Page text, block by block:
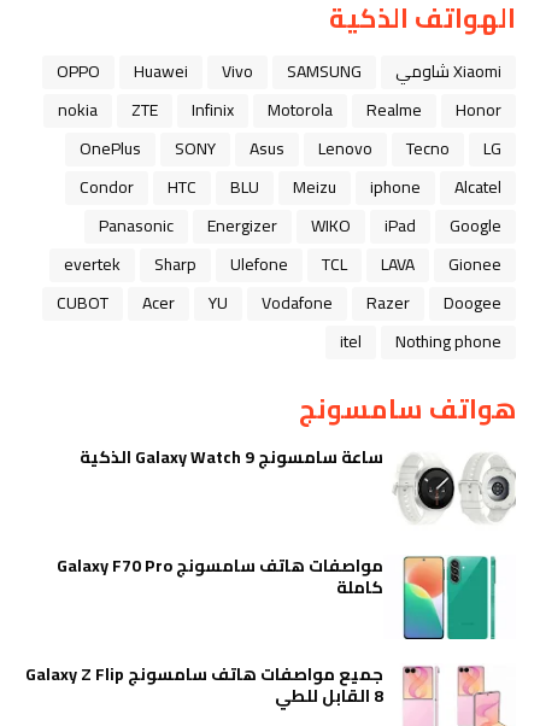
الهواتف الذكية
Xiaomi شاومي SAMSUNG
Vivo
Huawei
OPPO
Honor
Realme
Motorola
Infinix
ZTE
nokia
LG
Tecno
Lenovo
Asus
SONY
OnePlus
Alcatel
iphone
Meizu
BLU
HTC
Condor
Google
iPad
WIKO
Energizer
Panasonic
Gionee
LAVA
TCL
Ulefone
Sharp
evertek
Doogee
Razer
Vodafone
YU
Acer
CUBOT
Nothing phone
itel
هواتف سامسونج
ساعة سامسونج Galaxy Watch 9 الذكية
مواصفات هاتف سامسونج Galaxy F70 Pro
كاملة
جميع مواصفات هاتف سامسونج Galaxy Z Flip
8 القابل للطي